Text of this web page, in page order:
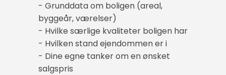
- Grunddata om boligen (areal,
byggeår, værelser)
- Hvilke særlige kvaliteter boligen har
- Hvilken stand ejendommen er i
- Dine egne tanker om en ønsket
salgspris